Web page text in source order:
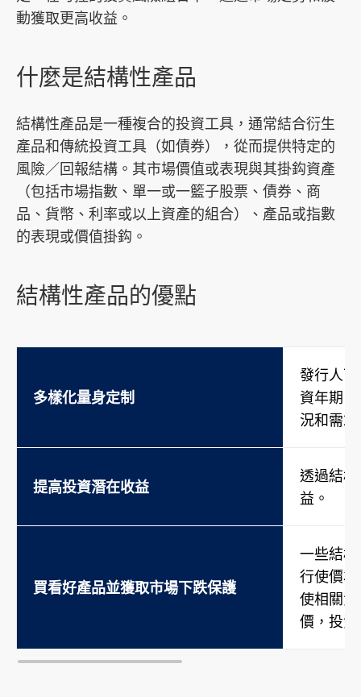
動獲取更高收益。
什麼是結構性產品
結構性產品是一種複合的投資工具，通常結合衍生
產品和傳統投資工具（如債券），從而提供特定的
風險／回報結構。其市場價值或表現與其掛鈎資產
（包括市場指數、單一或一籃子股票、債券、商
品、貨幣、利率或以上資產的組合）、產品或指數
的表現或價值掛鈎。
結構性產品的優點
多樣化量身定制
發行人
資年期
況和需求
提高投資潛在收益
透過結
益。
買看好產品並獲取市場下跌保護
一些結
行使價為
使相關
價，投資